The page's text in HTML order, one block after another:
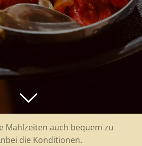
Mahlzeiten auch bequem zu
die Konditionen.